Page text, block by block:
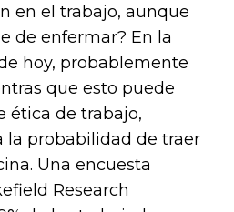
en el trabajo, aunque
de enfermar? En la
hoy, probablemente
que esto puede
ética de trabajo,
probabilidad de traer
Una encuesta
Research